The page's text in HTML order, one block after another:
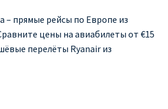
имени
– прямые рейсы по Европе из
цены на авиабилеты от €15
перелёты Ryanair из